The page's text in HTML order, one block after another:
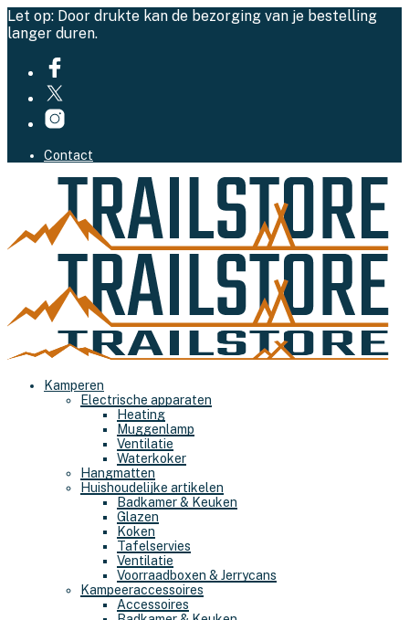
Let op: Door drukte kan de bezorging van je bestelling
langer duren.
Contact
Kamperen
Electrische apparaten
Heating
Muggenlamp
Ventilatie
Waterkoker
Hangmatten
Huishoudelijke artikelen
Badkamer & Keuken
Glazen
Koken
Tafelservies
Ventilatie
Voorraadboxen & Jerrycans
Kampeeraccessoires
Accessoires